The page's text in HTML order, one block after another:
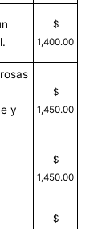
$
1,400.00
y
$
1,450.00
$
1,450.00
$